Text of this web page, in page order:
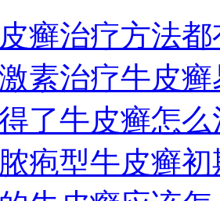
癣治疗方法
素治疗牛皮
了牛皮癣怎么
疱型牛皮癣